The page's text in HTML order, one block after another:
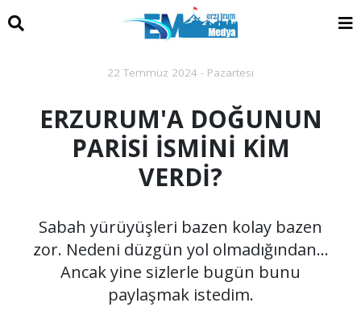
22 Temmuz 2024 - Pazartesi
ERZURUM'A DOĞUNUN
PARİSİ İSMİNİ KİM
VERDİ?
Sabah yürüyüşleri bazen kolay bazen
zor. Nedeni düzgün yol olmadığından…
Ancak yine sizlerle bugün bunu
paylaşmak istedim.